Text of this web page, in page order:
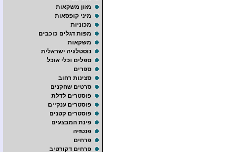
מזון משקאות
מיני קופסאות
מכוניות
מפות דגלים כוכבים
משקאות
נוסטלגיה ישראלית
ספלים וכלי אוכל
ספרים
סצינות רחוב
סרטים שחקנים
פוסטרים לדלת
פוסטרים ענקיים
פוסטרים קטנים
פינת המבצעים
פנטזיה
פרחים
פרחים דקורטיב